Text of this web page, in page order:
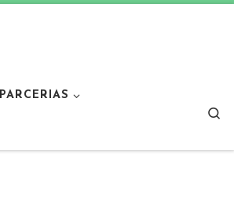
PARCERIAS